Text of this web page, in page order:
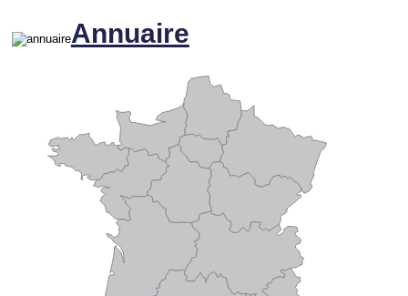
Annuaire